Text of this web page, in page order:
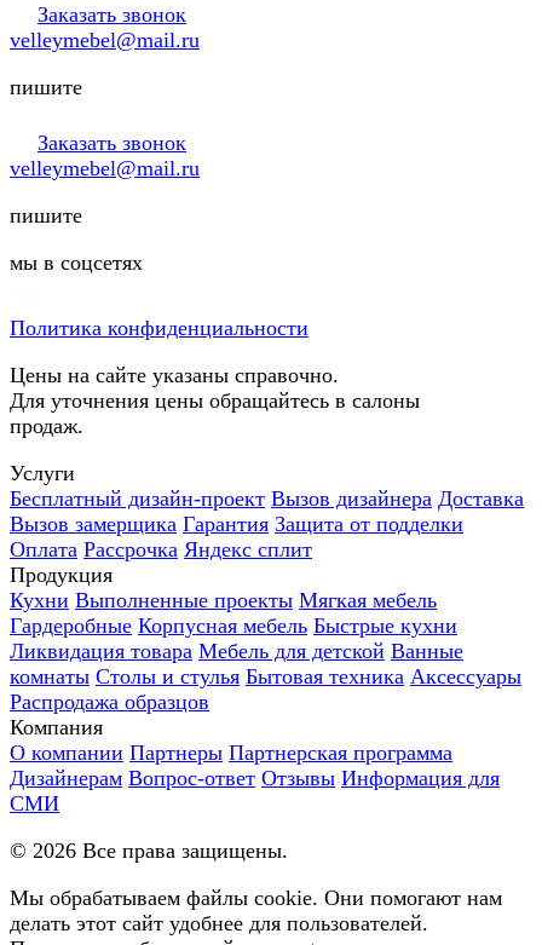
Заказать звонок
velleymebel@mail.ru
пишите
Заказать звонок
velleymebel@mail.ru
пишите
мы в соцсетях
Политика конфиденциальности
Цены на сайте указаны справочно.
Для уточнения цены обращайтесь в салоны
продаж.
Услуги
Бесплатный дизайн-проект Вызов дизайнера Доставка
Вызов замерщика Гарантия Защита от подделки
Оплата Рассрочка Яндекс сплит
Продукция
Кухни Выполненные проекты Мягкая мебель
Гардеробные Корпусная мебель Быстрые кухни
Ликвидация товара Мебель для детской Ванные
комнаты Столы и стулья Бытовая техника Аксессуары
Распродажа образцов
Компания
О компании Партнеры Партнерская программа
Дизайнерам Вопрос-ответ Отзывы Информация для
СМИ
© 2026 Все права защищены.
Мы обрабатываем файлы cookie. Они помогают нам
делать этот сайт удобнее для пользователей.